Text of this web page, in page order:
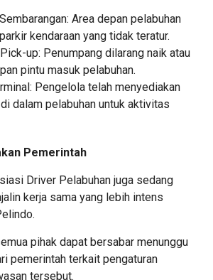
Area depan pelabuhan
kendaraan yang tidak teratur.
up: Penumpang dilarang naik atau
pintu masuk pelabuhan.
Pengelola telah menyediakan
dalam pelabuhan untuk aktivitas
Pemerintah
Driver Pelabuhan juga sedang
kerja sama yang lebih intens
.
pihak dapat bersabar menunggu
pemerintah terkait pengaturan
tersebut.